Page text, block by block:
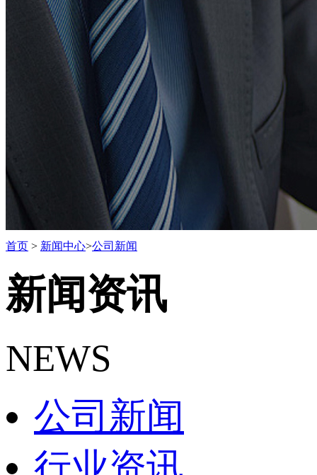
首页 > 新闻中心>公司新闻
新闻资讯
NEWS
公司新闻